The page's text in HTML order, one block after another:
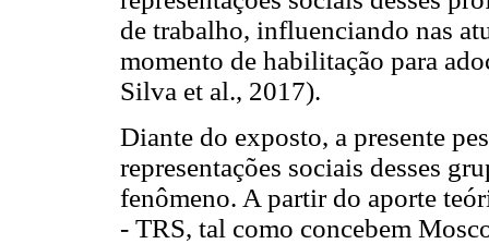
de trabalho, influenciando nas
momento de habilitação para
Silva et al., 2017).
Diante do exposto, a presente
representações sociais desses
fenômeno. A partir do aporte
- TRS, tal como concebem